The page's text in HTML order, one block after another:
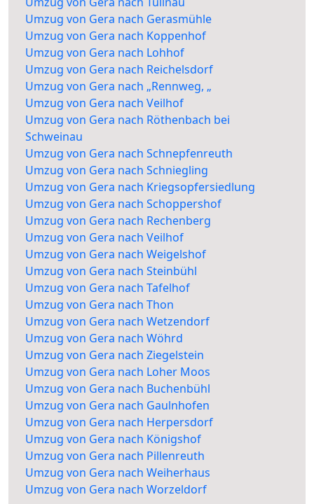
Umzug von Gera nach Gerasmühle
Umzug von Gera nach Koppenhof
Umzug von Gera nach Lohhof
Umzug von Gera nach Reichelsdorf
Umzug von Gera nach „Rennweg, „
Umzug von Gera nach Veilhof
Umzug von Gera nach Röthenbach bei
Schweinau
Umzug von Gera nach Schnepfenreuth
Umzug von Gera nach Schniegling
Umzug von Gera nach Kriegsopfersiedlung
Umzug von Gera nach Schoppershof
Umzug von Gera nach Rechenberg
Umzug von Gera nach Veilhof
Umzug von Gera nach Weigelshof
Umzug von Gera nach Steinbühl
Umzug von Gera nach Tafelhof
Umzug von Gera nach Thon
Umzug von Gera nach Wetzendorf
Umzug von Gera nach Wöhrd
Umzug von Gera nach Ziegelstein
Umzug von Gera nach Loher Moos
Umzug von Gera nach Buchenbühl
Umzug von Gera nach Gaulnhofen
Umzug von Gera nach Herpersdorf
Umzug von Gera nach Königshof
Umzug von Gera nach Pillenreuth
Umzug von Gera nach Weiherhaus
Umzug von Gera nach Worzeldorf